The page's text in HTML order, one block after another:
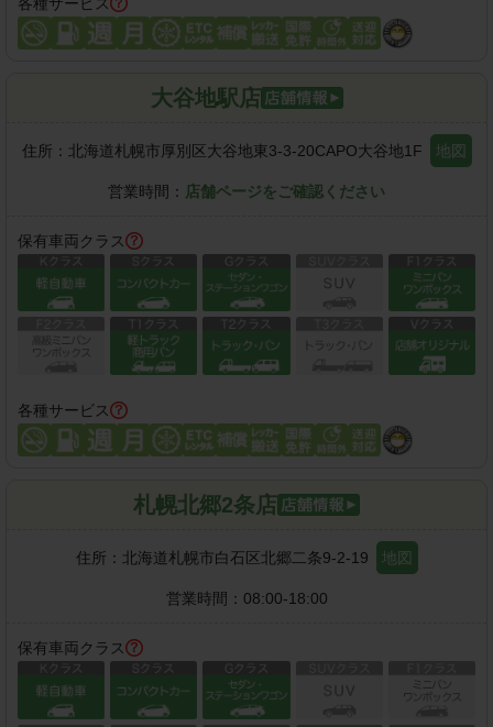
大谷地駅店
住所： 北海道札幌市厚別区大谷地東3-3-20CAPO大谷地1F 地図
営業時間： 店舗ページをご確認ください
保有車両クラス
各種サービス
札幌北郷2条店
住所： 北海道札幌市白石区北郷二条9-2-19 地図
営業時間： 08:00-18:00
保有車両クラス